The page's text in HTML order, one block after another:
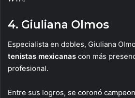
4. Giuliana Olmos
Especialista en dobles, Giuliana
tenistas mexicanas con más
profesional.
Entre sus logros, se coronó